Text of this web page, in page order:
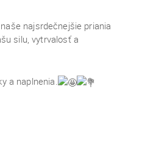
najsrdečnejšie priania
silu, vytrvalosť a
a naplnenia.